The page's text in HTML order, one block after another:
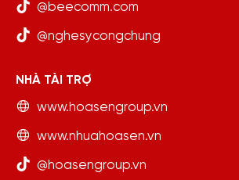
@beecomm.com
@nghesycongchung
NHÀ TÀI TRỢ
www.hoasengroup.vn
www.nhuahoasen.vn
@hoasengroup.vn